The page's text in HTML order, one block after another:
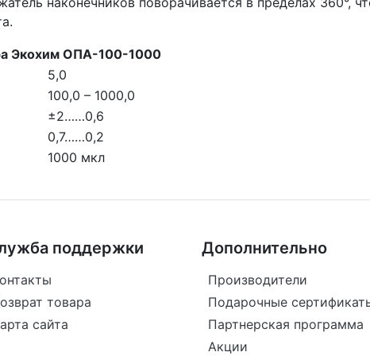
Экохим ОПА-100-1000
5,0
100,0 – 1000,0
±2……0,6
0,7……0,2
1000 мкл
поддержки
товара
сайта
Дополнительно
Производители
Подарочные
Партнерская программа
Акции